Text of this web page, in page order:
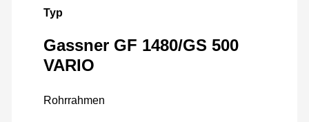
Typ
Gassner GF 1480/GS 500
VARIO
Rohrrahmen